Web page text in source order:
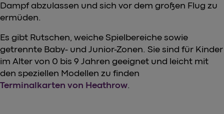
Dampf abzulassen und sich vor dem großen Flug zu
ermüden.
Es gibt Rutschen, weiche Spielbereiche sowie
getrennte Baby- und Junior-Zonen. Sie sind für Kinder
im Alter von 0 bis 9 Jahren geeignet und leicht mit
den speziellen Modellen zu finden
Terminalkarten von Heathrow.